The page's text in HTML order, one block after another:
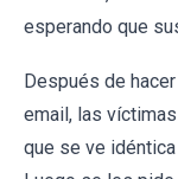
esperando que
Después de
email, las
que se ve